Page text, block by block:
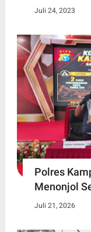
Juli 24, 2023
Polres
Menonjol
Juli 21, 2026